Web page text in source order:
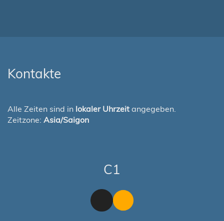
Kontakte
Alle Zeiten sind in lokaler Uhrzeit angegeben.
Zeitzone: Asia/Saigon
C1